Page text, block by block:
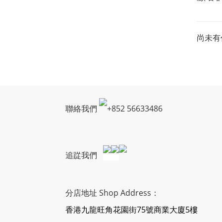
尚未
聯絡我們 +852 56633486
追踨我們
分店地址 Shop Address：
香港九龍旺角花園街75號商業大廈5樓